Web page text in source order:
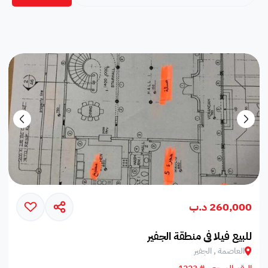
260,000 د.ب
للبيع فيلا في منطقة الجفير
العاصمة , الجفير